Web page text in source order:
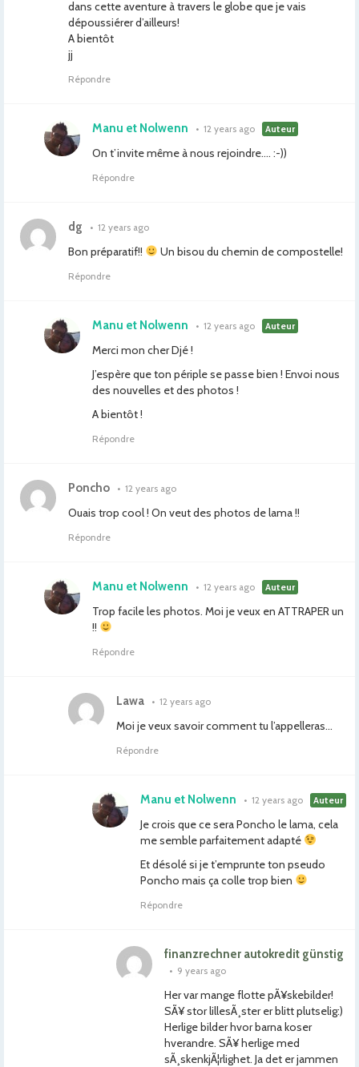
dans cette aventure à travers le globe que je vais
dépoussiérer d’ailleurs!
A bientôt
jj
Répondre
Manu et Nolwenn • 12 years ago Auteur
On t’invite même à nous rejoindre…. :-))
Répondre
dg • 12 years ago
Bon préparatif!! Un bisou du chemin de compostelle!
Répondre
Manu et Nolwenn • 12 years ago Auteur
Merci mon cher Djé !
J’espère que ton périple se passe bien ! Envoi nous
des nouvelles et des photos !
A bientôt !
Répondre
Poncho • 12 years ago
Ouais trop cool ! On veut des photos de lama !!
Répondre
Manu et Nolwenn • 12 years ago Auteur
Trop facile les photos. Moi je veux en ATTRAPER un
!!
Répondre
Lawa • 12 years ago
Moi je veux savoir comment tu l’appelleras…
Répondre
Manu et Nolwenn • 12 years ago Auteur
Je crois que ce sera Poncho le lama, cela
me semble parfaitement adapté
Et désolé si je t’emprunte ton pseudo
Poncho mais ça colle trop bien
Répondre
finanzrechner autokredit günstig
• 9 years ago
Her var mange flotte pÃ¥skebilder!
SÃ¥ stor lillesÃ¸ster er blitt plutselig:)
Herlige bilder hvor barna koser
hverandre. SÃ¥ herlige med
sÃ¸skenkjÃ¦rlighet. Ja det er jammen